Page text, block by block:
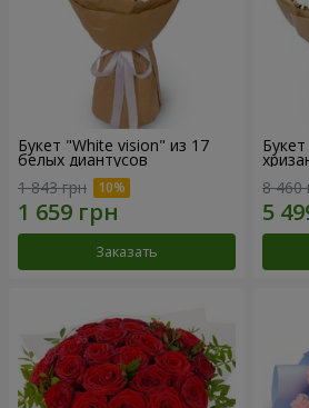
Букет "White vision" из 17
белых диантусов
1 843 грн
Заказать
8 460